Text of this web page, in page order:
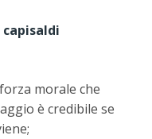
morale che
è credibile se